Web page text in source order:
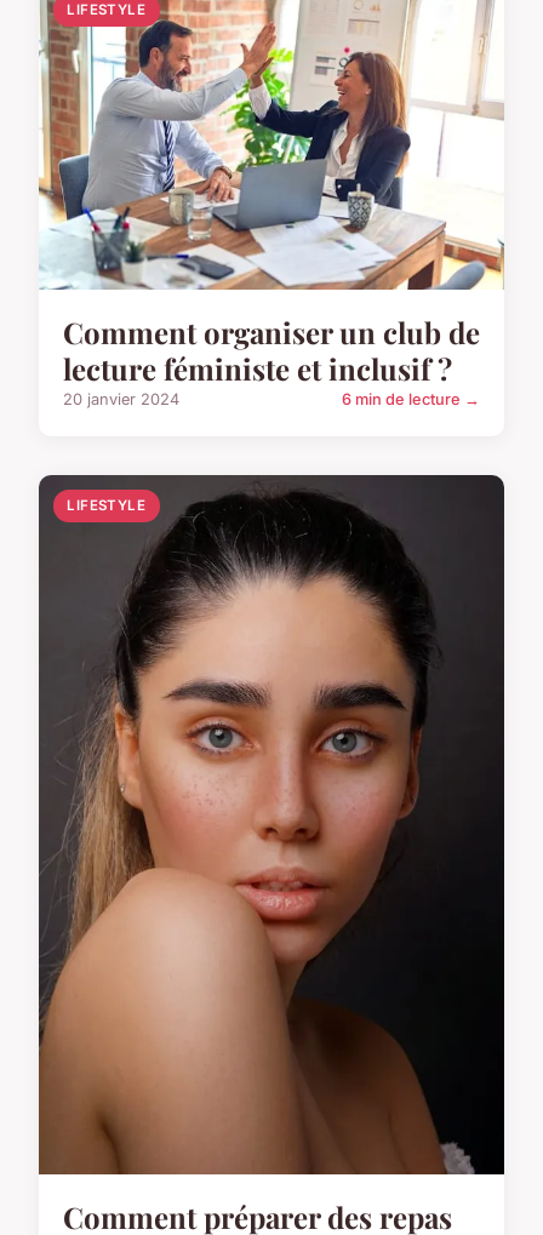
LIFESTYLE
Comment organiser un club de
lecture féministe et inclusif ?
20 janvier 2024 6 min de lecture →
LIFESTYLE
Comment préparer des repas